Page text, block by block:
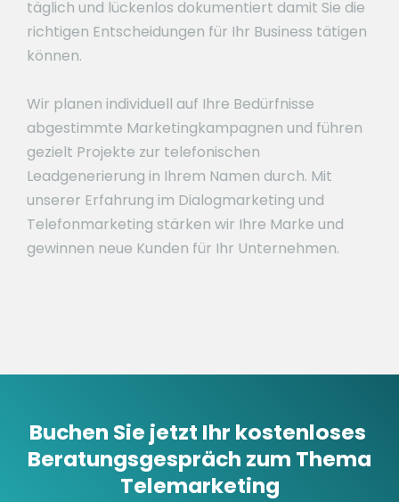
täglich und lückenlos dokumentiert damit Sie die
richtigen Entscheidungen für Ihr Business tätigen
können.
Wir planen individuell auf Ihre Bedürfnisse
abgestimmte Marketingkampagnen und führen
gezielt Projekte zur telefonischen
Leadgenerierung in Ihrem Namen durch. Mit
unserer Erfahrung im Dialogmarketing und
Telefonmarketing stärken wir Ihre Marke und
gewinnen neue Kunden für Ihr Unternehmen.
Buchen Sie jetzt Ihr kostenloses
Beratungsgespräch zum Thema
Telemarketing